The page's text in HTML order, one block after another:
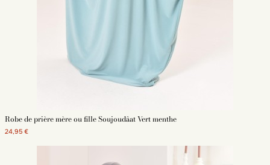
Robe de prière mère ou fille Soujoudâat Vert menthe
24,95 €